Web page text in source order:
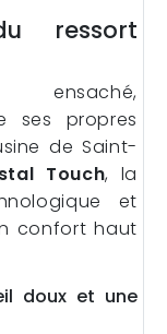
ressort
ses propres
de Saint-
Touch, la
et
confort haut
doux et une